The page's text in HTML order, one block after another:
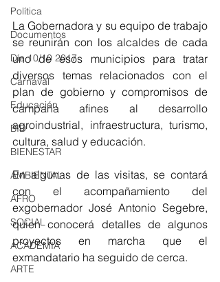
Política
Documentos
Día 10/10 2017
Carnaval
Educación
BID
BIENESTAR
AMBIENTAL
AFRO
SOCIAL
ACADEMIA
ARTE
La Gobernadora y su equipo de trabajo
se reunirán con los alcaldes de cada
uno de esos municipios para tratar
diversos temas relacionados con el
plan de gobierno y compromisos de
campaña afines al desarrollo
agroindustrial, infraestructura, turismo,
cultura, salud y educación.
En algunas de las visitas, se contará
con el acompañamiento del
exgobernador José Antonio Segebre,
quien conocerá detalles de algunos
proyectos en marcha que el
exmandatario ha seguido de cerca.